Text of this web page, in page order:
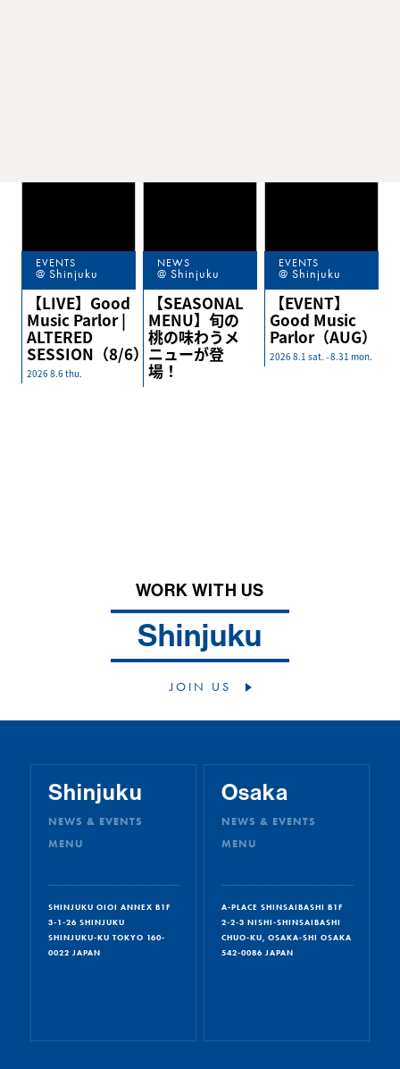
@ Shinjuku
【LIVE】Good
Music Parlor |
ALTERED
SESSION（8/6）
2026 8.6 thu.
@ Shinjuku
【SEASONAL
MENU】旬の
桃の味わうメ
ニューが登
場！
@ Shinjuku
【EVENT】
Good Music
Parlor（AUG）
2026 8.1 sat. - 8.31 mon.
WORK WITH US
Shinjuku
JOIN US
Shinjuku
NEWS & EVENTS
MENU
SHINJUKU OIOI ANNEX B1F
3-1-26 SHINJUKU
SHINJUKU-KU TOKYO 160-
0022 JAPAN
Osaka
NEWS & EVENTS
MENU
A-PLACE SHINSAIBASHI B1F
2-2-3 NISHI-SHINSAIBASHI
CHUO-KU, OSAKA-SHI OSAKA
542-0086 JAPAN